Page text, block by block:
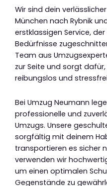
Wir sind dein
München nach Rybnik
erstklassigen Service,
Bedürfnisse
Team aus
zur Seite und sorgt
reibungslos und
Bei Umzug Neumann
professionelle und
Umzugs. Unsere
sorgfältig mit deinem
transportieren es sicher
verwenden wir
um einen optimalen
Gegenstände zu